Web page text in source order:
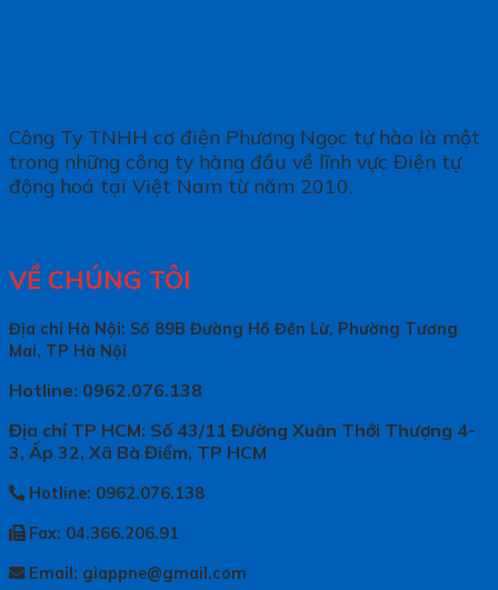
Công Ty TNHH cơ điện Phương Ngọc tự hào là một
trong những công ty hàng đầu về lĩnh vực Điện tự
động hoá tại Việt Nam từ năm 2010.
VỀ CHÚNG TÔI
Địa chỉ Hà Nội: Số 89B Đường Hồ Đền Lừ, Phường Tương
Mai, TP Hà Nội
Hotline: 0962.076.138
Địa chỉ TP HCM: Số 43/11 Đường Xuân Thới Thượng 4-
3, Ấp 32, Xã Bà Điểm, TP HCM
Hotline: 0962.076.138
Fax: 04.366.206.91
Email: giappne@gmail.com